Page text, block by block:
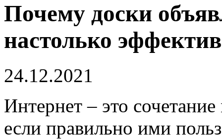
Почему доски
настолько
24.12.2021
Интернет – это
если правильно ими